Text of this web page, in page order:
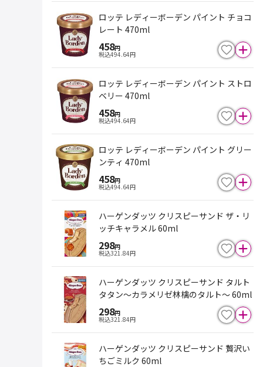
ロッテ レディーボーデン パイント チョコ
レート 470ml
458円
税込494.64円
ロッテ レディーボーデン パイント ストロ
ベリー 470ml
458円
税込494.64円
ロッテ レディーボーデン パイント グリー
ンティ 470ml
458円
税込494.64円
ハーゲンダッツ クリスピーサンド ザ・リ
ッチキャラメル 60ml
298円
税込321.84円
ハーゲンダッツ クリスピーサンド タルト
タタン～カラメリゼ林檎のタルト～ 60ml
298円
税込321.84円
ハーゲンダッツ クリスピーサンド 贅沢い
ちごミルク 60ml